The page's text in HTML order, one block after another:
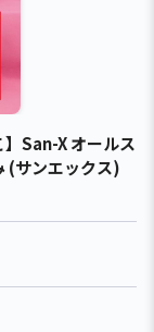
】San-X オールス
(サンエックス)